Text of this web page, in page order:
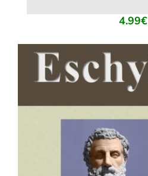
4.99€
AJOUTER AU PANIER